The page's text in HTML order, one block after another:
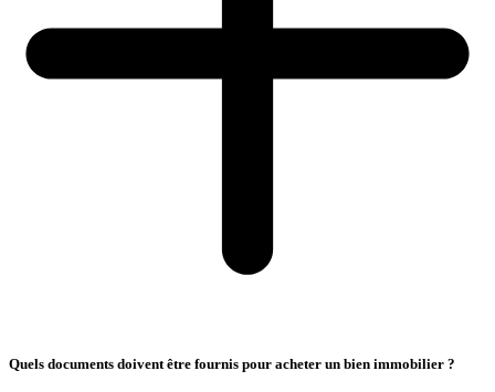
Quels documents doivent être fournis pour acheter un bien immobilier ?